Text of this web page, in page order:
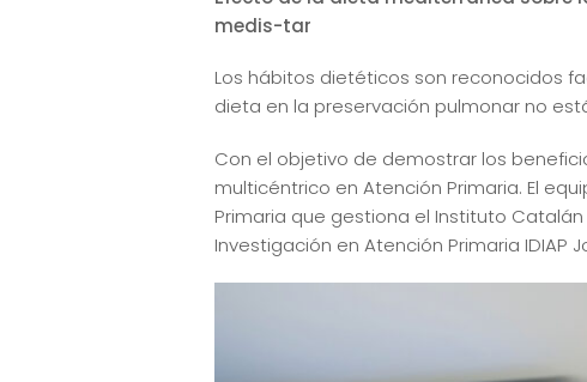
medis-tar
Los hábitos dietéticos son reconocidos
dieta en la preservación pulmonar no
Con el objetivo de demostrar los
multicéntrico en Atención Primaria. El
Primaria que gestiona el Instituto
Investigación en Atención Primaria IDIAP